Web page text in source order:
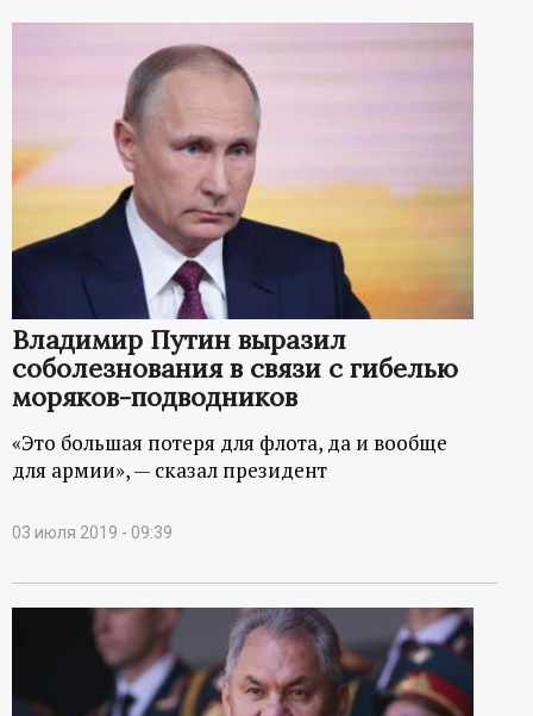
Владимир Путин выразил
соболезнования в связи с гибелью
моряков-подводников
«Это большая потеря для флота, да и вообще
для армии», — сказал президент
03 июля 2019 - 09:39